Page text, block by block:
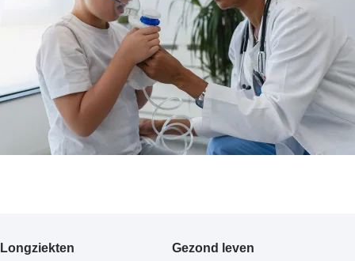
Primair
Longziekten Gezond leven